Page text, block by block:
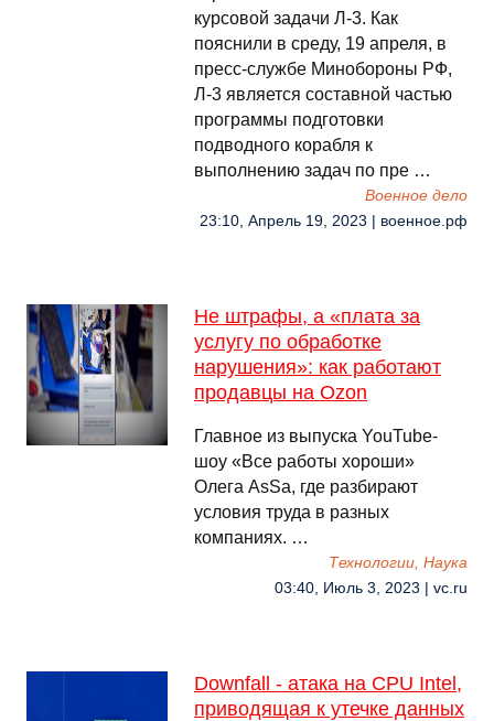
курсовой задачи Л-3. Как
пояснили в среду, 19 апреля, в
пресс-службе Минобороны РФ,
Л-3 является составной частью
программы подготовки
подводного корабля к
выполнению задач по пре …
Военное дело
23:10, Апрель 19, 2023 | военное.рф
Не штрафы, а «плата за
услугу по обработке
нарушения»: как работают
продавцы на Ozon
Главное из выпуска YouTube-
шоу «Все работы хороши»
Олега AsSa, где разбирают
условия труда в разных
компаниях. …
Технологии, Наука
03:40, Июль 3, 2023 | vc.ru
Downfall - атака на CPU Intel,
приводящая к утечке данных